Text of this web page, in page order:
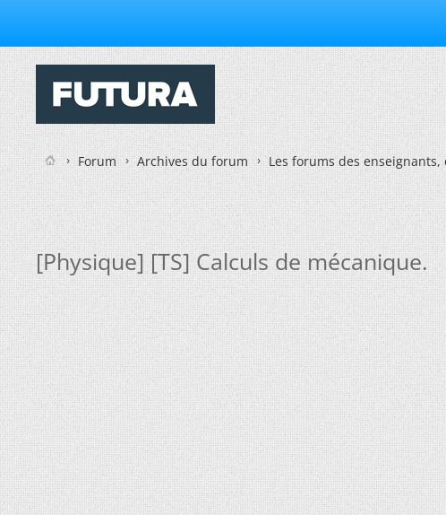
Forum Archives du forum Les forums des
[Physique] [TS] Calculs de mécanique.